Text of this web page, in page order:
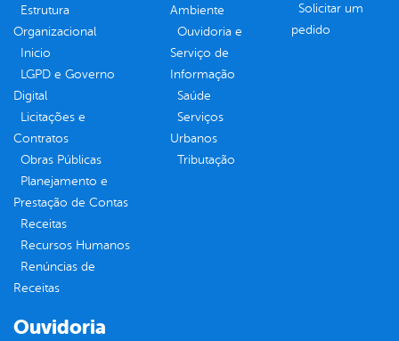
Estrutura
Organizacional
Inicio
LGPD e Governo
Digital
Licitações e
Contratos
Obras Públicas
Planejamento e
Prestação de Contas
Receitas
Recursos Humanos
Renúncias de
Receitas
Ambiente
Ouvidoria e
Serviço de
Informação
Saúde
Serviços
Urbanos
Tributação
Solicitar um
pedido
Ouvidoria